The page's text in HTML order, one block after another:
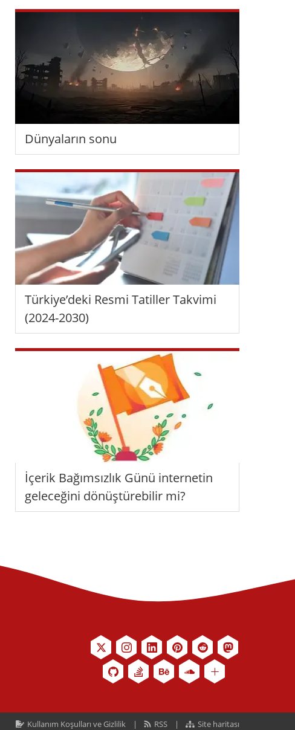
Dünyaların sonu
Türkiye’deki Resmi Tatiller Takvimi
(2024-2030)
İçerik Bağımsızlık Günü internetin
geleceğini dönüştürebilir mi?
Kullanım Koşulları ve Gizlilik RSS Site haritası